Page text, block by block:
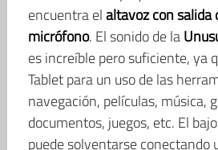
encuentra elaltavoz con salida
micrófono. El sonido de la
es increíble pero suficiente, ya
Tablet para un uso de las
navegación, películas, música,
documentos, juegos, etc. El
puede solventarse conectando